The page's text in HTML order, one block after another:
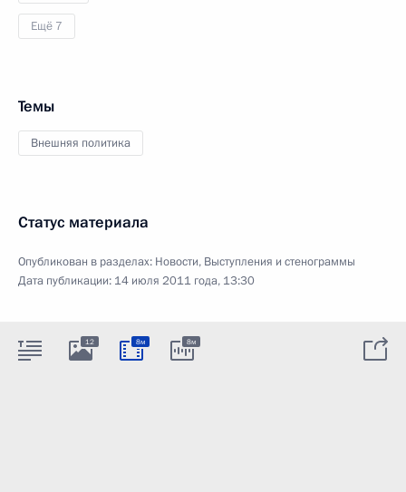
Ещё 7
Темы
Внешняя политика
Статус материала
Опубликован в разделах: Новости, Выступления и стенограммы
Дата публикации: 14 июля 2011 года, 13:30
12 8м 8м